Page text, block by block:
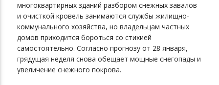
многоквартирных зданий разбором снежных завалов
и очисткой кровель занимаются службы жилищно-
коммунального хозяйства, но владельцам частных
домов приходится бороться со стихией
самостоятельно. Согласно прогнозу от 28 января,
грядущая неделя снова обещает мощные снегопады и
увеличение снежного покрова.